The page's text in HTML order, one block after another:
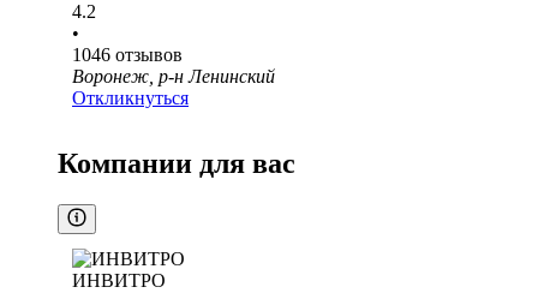
4.2
•
1046 отзывов
Воронеж, р-н Ленинский
Откликнуться
Компании для вас
ИНВИТРО